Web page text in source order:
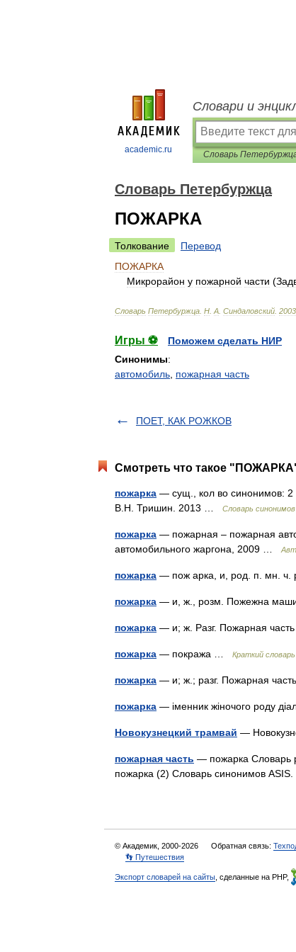
academic.ru
Словари и
Словарь
Словарь Петербуржца
ПОЖАРКА
Толкование
Перевод
ПОЖАРКА
Микрорайон у пожарной части (
Словарь Петербуржца Н А Синдаловский 2003
Игры ⚽
Поможем сделать НИР
Синонимы:
автомобиль пожарная часть
ПОЕТ, КАК РОЖКОВ
Смотреть что такое
пожарка — сущ., кол во синонимов: 2
В.Н. Тришин. 2013 …
Словарь синонимов
пожарка — пожарная – пожарная
автомобильного жаргона, 2009 …
пожарка — пож арка, и, род. п. мн.
пожарка — и, ж., розм. Пожежна
пожарка — и; ж. Разг. Пожарная
пожарка — покража … Краткий
пожарка — и; ж.; разг. Пожарная
пожарка — іменник жіночого роду
Новокузнецкий трамвай —
пожарная часть — пожарка Словарь
пожарка (2) Словарь синонимов
© Академик, 2000-2026 Обратная связь:
👣 Путешествия
Экспорт словарей на сайты , сделанные на PHP,